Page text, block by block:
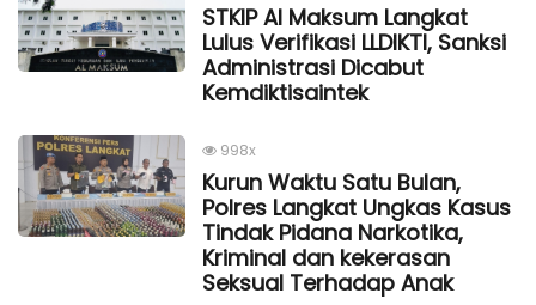
STKIP Al Maksum Langkat
Lulus Verifikasi LLDIKTI, Sanksi
Administrasi Dicabut
Kemdiktisaintek
998x
Kurun Waktu Satu Bulan,
Polres Langkat Ungkas Kasus
Tindak Pidana Narkotika,
Kriminal dan kekerasan
Seksual Terhadap Anak